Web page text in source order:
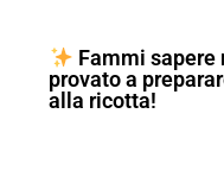
Fammi sapere
provato a
alla ricotta!